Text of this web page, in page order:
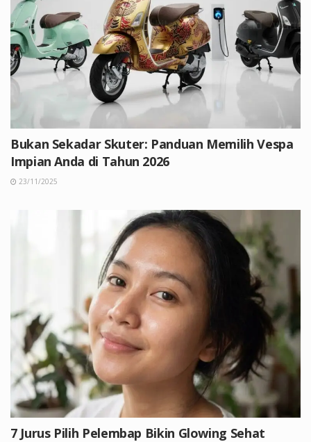
Bukan Sekadar Skuter: Panduan Memilih Vespa
Impian Anda di Tahun 2026
23/11/2025
7 Jurus Pilih Pelembap Bikin Glowing Sehat